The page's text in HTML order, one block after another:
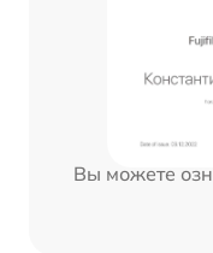
Вы можете